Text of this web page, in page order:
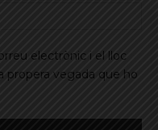
electrònic i el lloc
propera vegada que ho